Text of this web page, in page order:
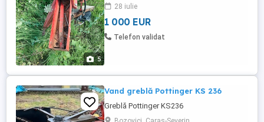
5
28 iulie
1 000 EUR
Telefon validat
Vand greblă Pottinger KS 236
Greblă Pottinger KS236